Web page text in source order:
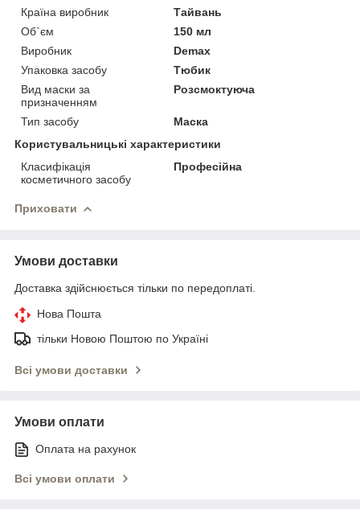
Країна виробник
Тайвань
Об`єм
150 мл
Виробник
Demax
Упаковка засобу
Тюбик
Вид маски за
призначенням
Розсмоктуюча
Тип засобу
Маска
Користувальницькі характеристики
Класифікація
косметичного засобу
Професійна
Приховати
Умови доставки
Доставка здійснюється тільки по передоплаті.
Нова Пошта
тільки Новою Поштою по Україні
Всі умови доставки
Умови оплати
Оплата на рахунок
Всі умови оплати